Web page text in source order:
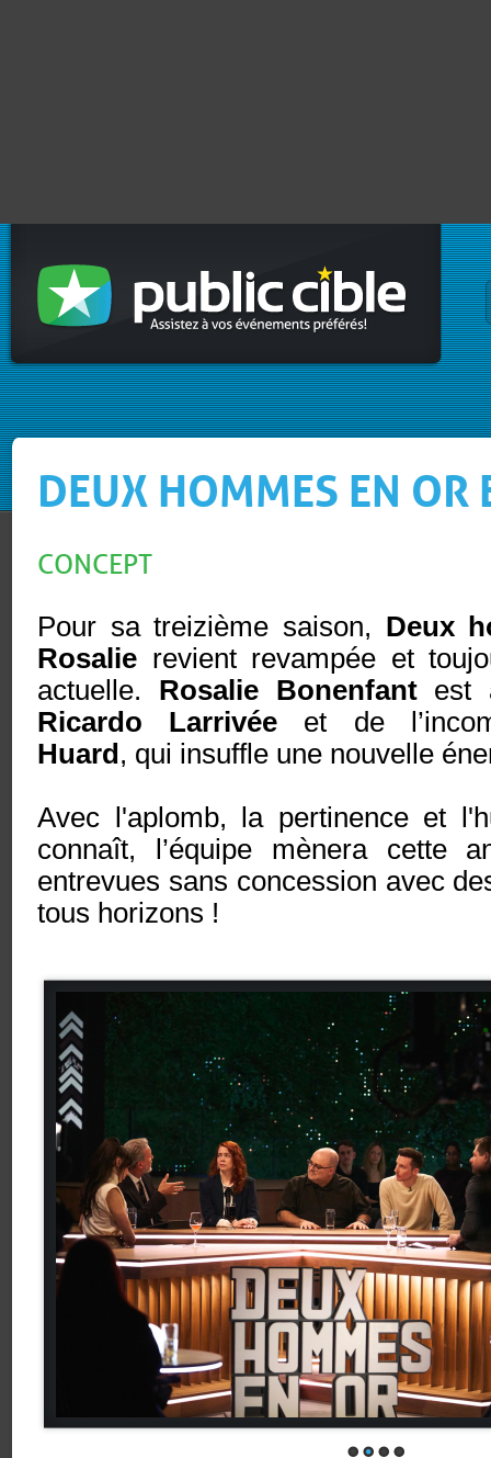
DEUX HOMMES EN OR
CONCEPT
Pour sa treizième saison, Deux
Rosalie revient revampée et
actuelle. Rosalie Bonenfant est
Ricardo Larrivée et de
Huard , qui insuffle une nouvelle
Avec l'aplomb, la pertinence et
connaît, l’équipe mènera cette
entrevues sans concession avec
tous horizons !